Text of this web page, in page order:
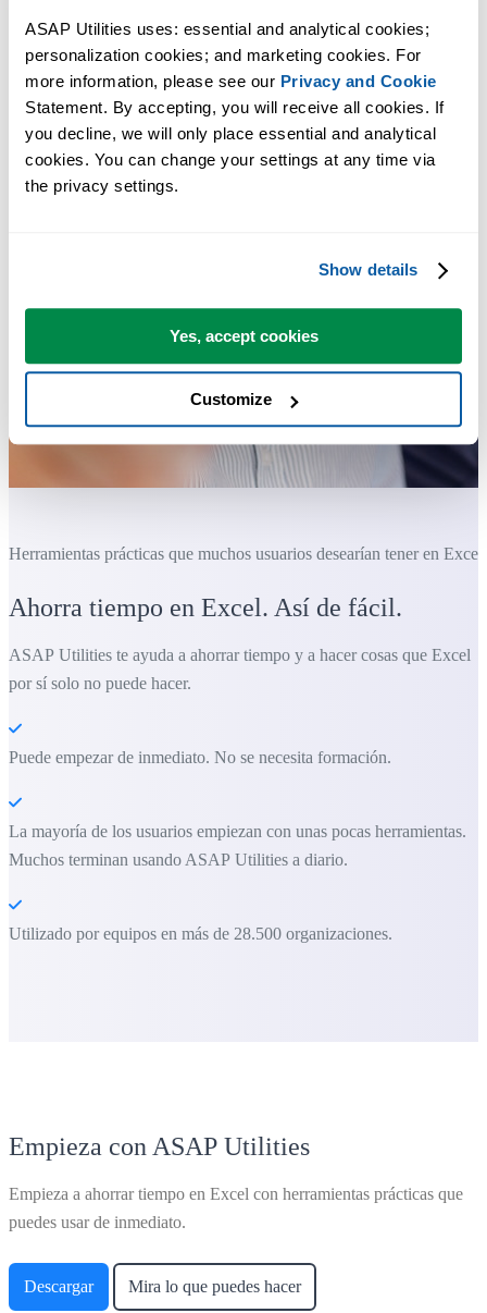
ASAP Utilities uses: essential and analytical cookies;
personalization cookies; and marketing cookies. For
more information, please see our Privacy and Cookie
Statement. By accepting, you will receive all cookies. If
you decline, we will only place essential and analytical
cookies. You can change your settings at any time via
the privacy settings.
Show details
Yes, accept cookies
Customize
Herramientas prácticas que muchos usuarios desearían tener en Excel.
Ahorra tiempo en Excel. Así de fácil.
ASAP Utilities te ayuda a ahorrar tiempo y a hacer cosas que Excel
por sí solo no puede hacer.
Puede empezar de inmediato. No se necesita formación.
La mayoría de los usuarios empiezan con unas pocas herramientas.
Muchos terminan usando ASAP Utilities a diario.
Utilizado por equipos en más de 28.500 organizaciones.
Empieza con ASAP Utilities
Empieza a ahorrar tiempo en Excel con herramientas prácticas que
puedes usar de inmediato.
Descargar Mira lo que puedes hacer